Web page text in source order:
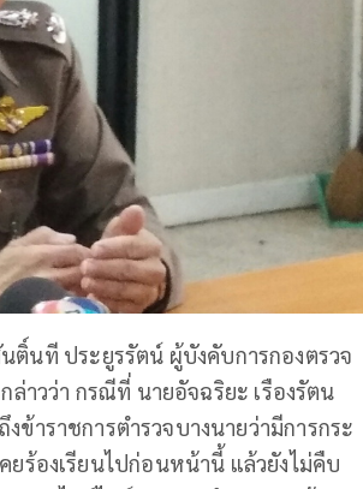
ติ์นที ประยูรรัตน์ ผู้บังคับการกองตรวจ
ล่าวว่า กรณีที่ นายอัจฉริยะ เรืองรัตน
าราชการตำรวจบางนายว่ามีการกระ
ยร้องเรียนไปก่อนหน้านี้ แล้วยังไม่คืบ